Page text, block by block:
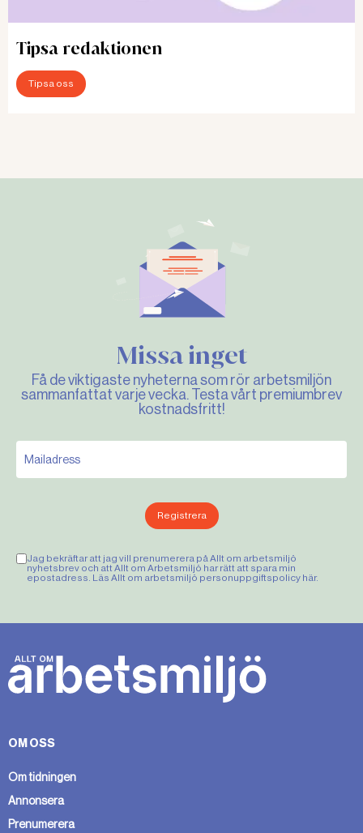
Tipsa redaktionen
Tipsa oss
Missa inget
Få de viktigaste nyheterna som rör arbetsmiljön
sammanfattat varje vecka. Testa vårt premiumbrev
kostnadsfritt!
Registrera
Jag bekräftar att jag vill prenumerera på Allt om arbetsmiljö
nyhetsbrev och att Allt om Arbetsmiljö har rätt att spara min
epostadress. Läs Allt om arbetsmiljö personuppgiftspolicy här.
OM OSS
Om tidningen
Annonsera
Prenumerera